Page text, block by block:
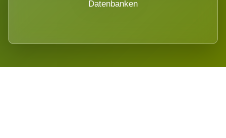
Datenbanken